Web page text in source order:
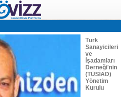
Türk
Sanayicileri
ve
İşadamları
Derneği'nin
(TÜSİAD)
Yönetim
Kurulu